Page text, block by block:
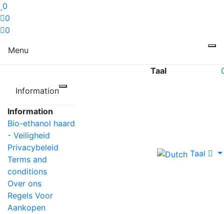
0
0
0
Menu
Information
Information
Bio-ethanol haard
- Veiligheid
Privacybeleid
Terms and
conditions
Over ons
Regels Voor
Aankopen
Taal
Taal